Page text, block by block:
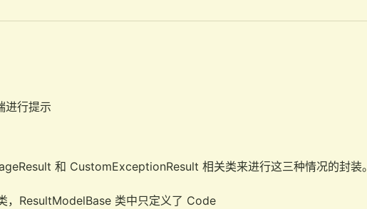
进行提示
和 CustomExceptionResult 相关类来进行这三种情况的封装。
，ResultModelBase 类中只定义了 Code